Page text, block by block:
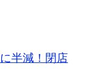
半減！閉店